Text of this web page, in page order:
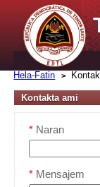
Hela-Fatin
Kontakta ami
* Naran
* Mensajem